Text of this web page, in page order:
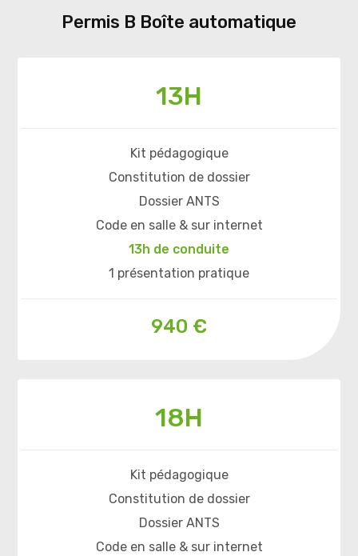
Permis B Boîte automatique
13H
Kit pédagogique
Constitution de dossier
Dossier ANTS
Code en salle & sur internet
13h de conduite
1 présentation pratique
940 €
18H
Kit pédagogique
Constitution de dossier
Dossier ANTS
Code en salle & sur internet